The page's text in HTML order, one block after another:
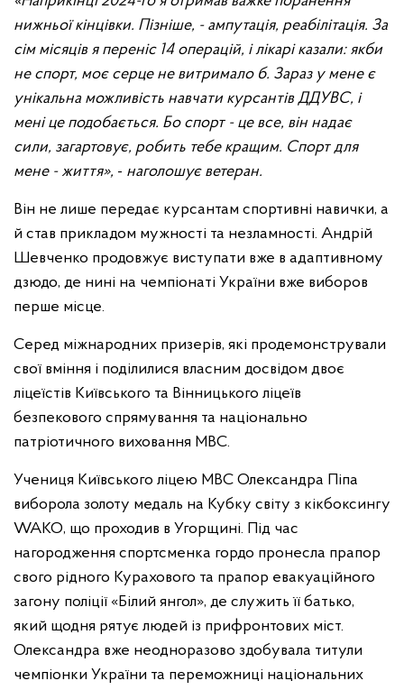
нижньої кінцівки. Пізніше, - ампутація, реабілітація. За
сім місяців я переніс 14 операцій, і лікарі казали: якби
не спорт, моє серце не витримало б. Зараз у мене є
унікальна можливість навчати курсантів ДДУВС, і
мені це подобається. Бо спорт - це все, він надає
сили, загартовує, робить тебе кращим. Спорт для
мене - життя», - наголошує ветеран.
Він не лише передає курсантам спортивні навички, а
й став прикладом мужності та незламності. Андрій
Шевченко продовжує виступати вже в адаптивному
дзюдо, де нині на чемпіонаті України вже виборов
перше місце.
Серед міжнародних призерів, які продемонстрували
свої вміння і поділилися власним досвідом двоє
ліцеїстів Київського та Вінницького ліцеїв
безпекового спрямування та національно
патріотичного виховання МВС.
Учениця Київського ліцею МВС Олександра Піпа
виборола золоту медаль на Кубку світу з кікбоксингу
WAKO, що проходив в Угорщині. Під час
нагородження спортсменка гордо пронесла прапор
свого рідного Курахового та прапор евакуаційного
загону поліції «Білий янгол», де служить її батько,
який щодня рятує людей із прифронтових міст.
Олександра вже неодноразово здобувала титули
чемпіонки України та переможниці національних